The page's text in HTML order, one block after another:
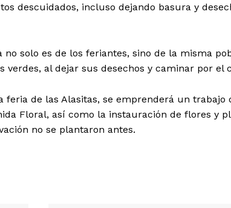
Diario los
Contacto
descuidados, incluso dejando basura y
solo es de los feriantes, sino de la misma
al dejar sus desechos y caminar por el
de las Alasitas, se emprenderá un trabajo
Floral, así como la instauración de flores y
no se plantaron antes.